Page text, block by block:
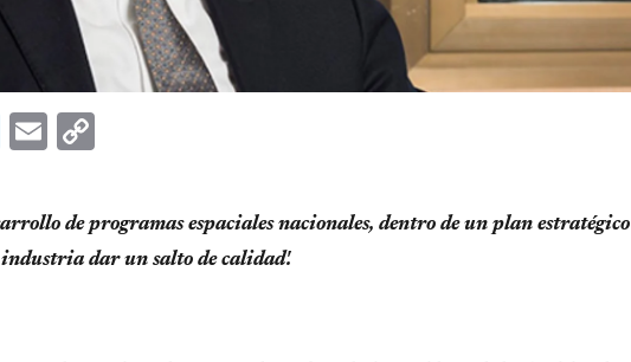
Telegram
Email
de programas espaciales nacionales, dentro de un plan estratégico
dar un salto de calidad'.